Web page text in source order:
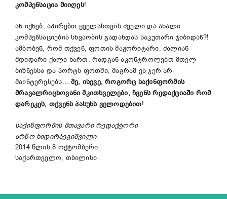
კომპენსაცია მიიღეს!
ან იქნებ, აპირებთ ყველასთვის ძველი და ახალი
კომპენსაციების სხვაობის გადახდას საკუთარი ჯიბიდან?!
ამბობენ, რომ თქვენ, ფოთის მაჟორიტარი, ძალიან
მდიდარი ქალი ხართ, რადგან აკონტროლებთ მთელ
ბიზნესსა და პორტს ფოთში, მაგრამ ეს ჯერ არ
მაინტერესებს… მე, ისევე, როგორც საქინფორმის
მრავალრიცხოვანი მკითხველები, ჩვენს რედაქციაში რომ
დარეკეს, თქვენს პასუხს ველოდებით!
საქინფორმის მთავარი რედაქტორი
არნო ხიდირბეგიშვილი
2014 წლის 8 ოქტომბერი
საქართველო, თბილისი